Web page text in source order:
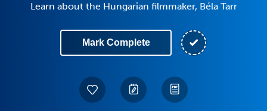
Learn about the Hungarian filmmaker, Béla Tarr
Mark Complete